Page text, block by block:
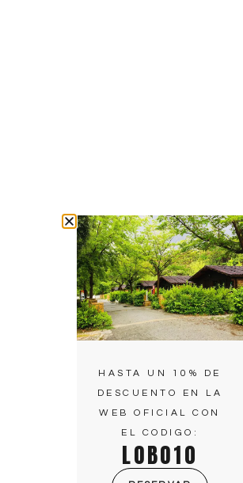
A Un
Único
de Sierra Nevada
HASTA UN 10% DE
DESCUENTO EN LA
WEB OFICIAL CON
EL CODIGO:
LOBO10